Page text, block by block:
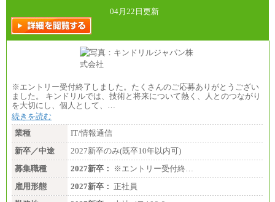
04月22日更新
※エントリー受付終了しました。たくさんのご応募ありがとうござい
ました。 キンドリルでは、技術と将来について熱く、人とのつながり
を大切にし、個人として、…
続きを読む
業種
IT/情報通信
新卒／中途
2027新卒のみ(既卒10年以内可)
募集職種
2027新卒：
※エントリー受付終…
雇用形態
2027新卒： 正社員